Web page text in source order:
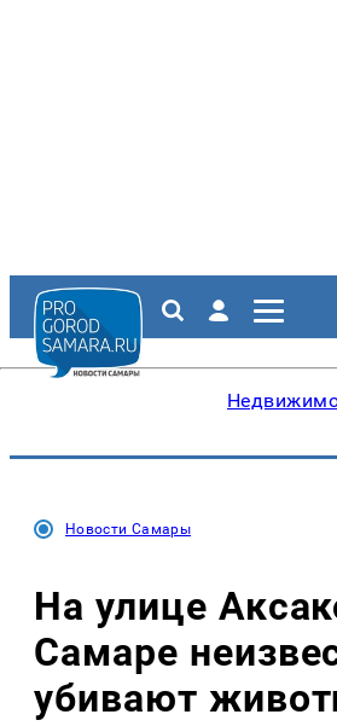
Новости Самары
На улице
Самаре
убивают